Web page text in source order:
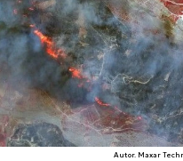
Autor. Maxar